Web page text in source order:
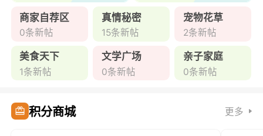
商家自荐区
0条新帖
真情秘密
15条新帖
宠物花草
2条新帖
美食天下
1条新帖
文学广场
0条新帖
亲子家庭
0条新帖
积分商城 更多